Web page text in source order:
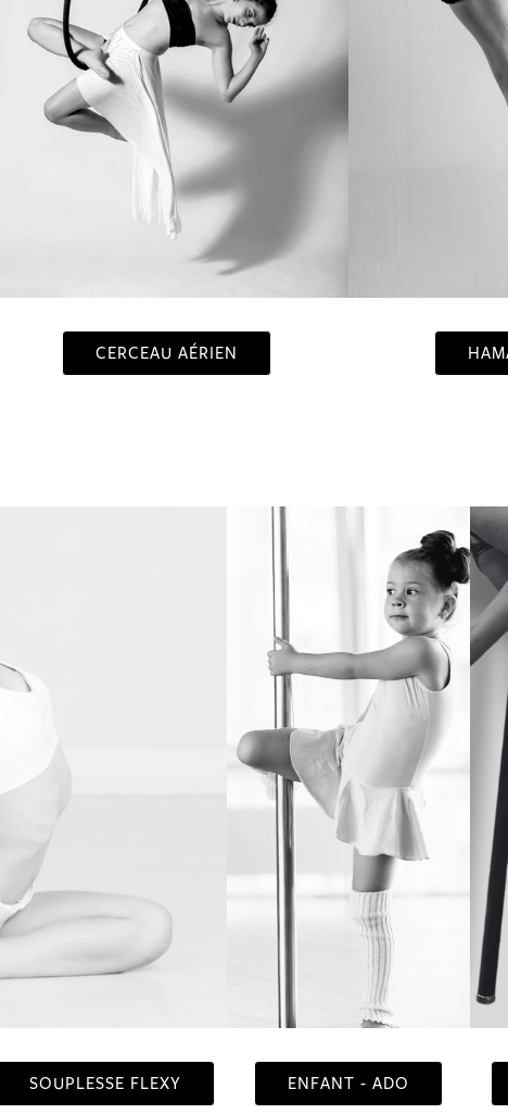
CERCEAU AÉRIEN
SOUPLESSE FLEXY ENFANT - ADO